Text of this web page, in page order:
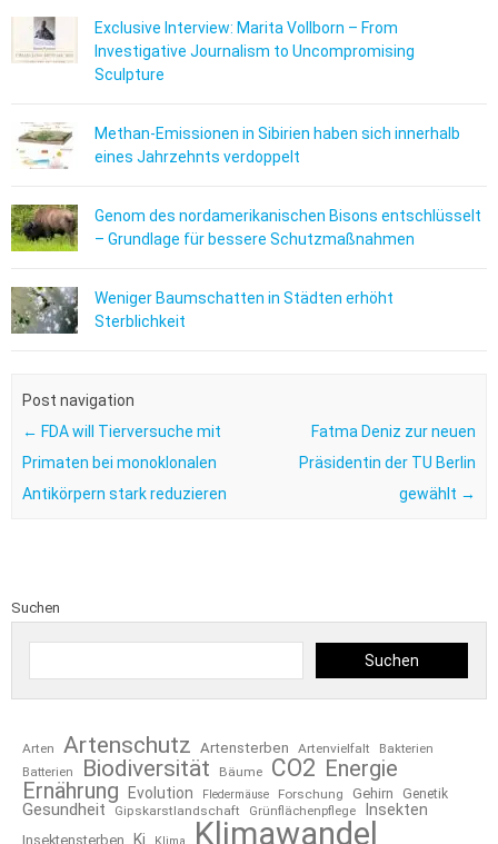
Exclusive Interview: Marita Vollborn – From
Investigative Journalism to Uncompromising
Sculpture
Methan-Emissionen in Sibirien haben sich innerhalb
eines Jahrzehnts verdoppelt
Genom des nordamerikanischen Bisons entschlüsselt
– Grundlage für bessere Schutzmaßnahmen
Weniger Baumschatten in Städten erhöht
Sterblichkeit
Post navigation
← FDA will Tierversuche mit
Primaten bei monoklonalen
Antikörpern stark reduzieren
Fatma Deniz zur neuen
Präsidentin der TU Berlin
gewählt →
Suchen
Suchen
Arten Artenschutz Artensterben Artenvielfalt
Bakterien
Batterien
Biodiversität Bäume CO2 Energie
Ernährung
Evolution Fledermäuse Forschung Gehirn Genetik
Gesundheit Gipskarstlandschaft Grünflächenpflege Insekten
Insektensterben Ki Klimawandel